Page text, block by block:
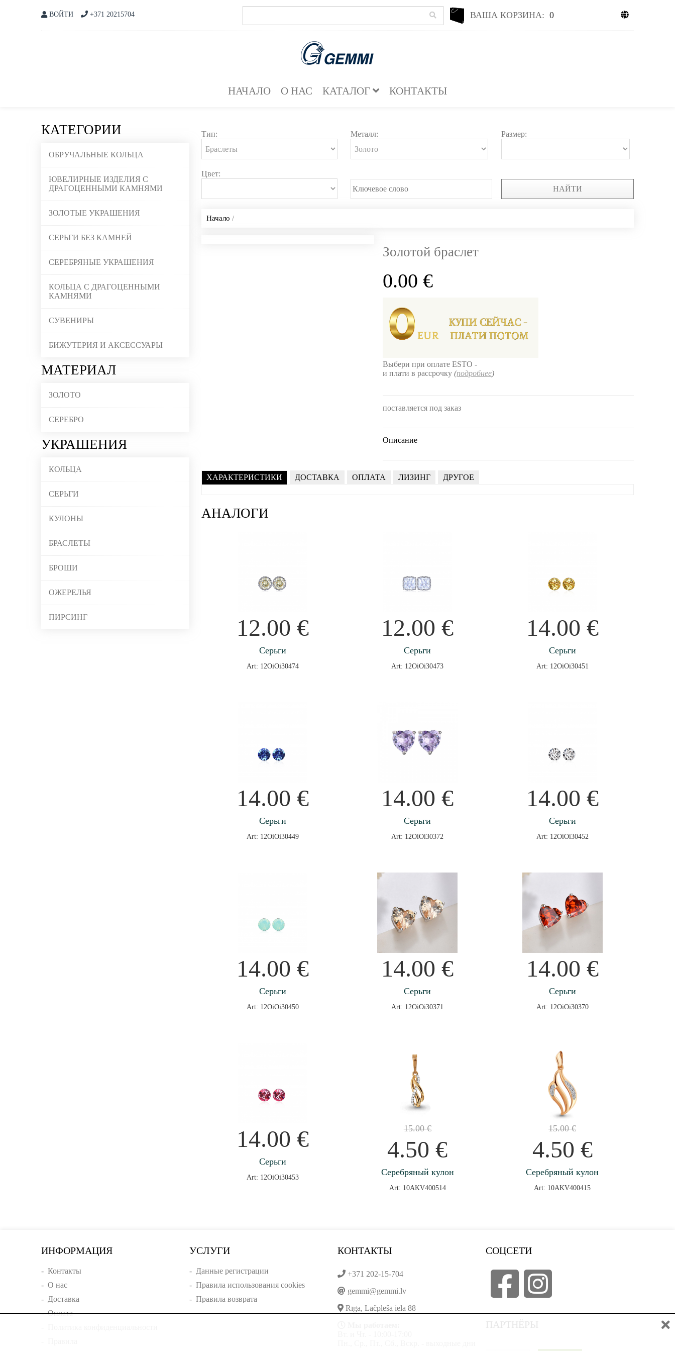
ВОЙТИ +371 20215704 ВАША КОРЗИНА: 0
НАЧАЛО О НАС КАТАЛОГ КОНТАКТЫ
КАТЕГОРИИ
ОБРУЧАЛЬНЫЕ КОЛЬЦА
ЮВЕЛИРНЫЕ ИЗДЕЛИЯ С
ДРАГОЦЕННЫМИ КАМНЯМИ
ЗОЛОТЫЕ УКРАШЕНИЯ
СЕРЬГИ БЕЗ КАМНЕЙ
СЕРЕБРЯНЫЕ УКРАШЕНИЯ
КОЛЬЦА С ДРАГОЦЕННЫМИ
КАМНЯМИ
СУВЕНИРЫ
БИЖУТЕРИЯ И АКСЕССУАРЫ
МАТЕРИАЛ
ЗОЛОТО
СЕРЕБРО
УКРАШЕНИЯ
КОЛЬЦА
СЕРЬГИ
КУЛОНЫ
БРАСЛЕТЫ
БРОШИ
ОЖЕРЕЛЬЯ
ПИРСИНГ
Тип: Металл: Размер:
Цвет:
НАЙТИ
Начало /
Золотой браслет
0.00€
Выбери при оплате ESTO -
и плати в рассрочку(подробнее)
поставляется под заказ
Описание
ХАРАКТЕРИСТИКИ ДОСТАВКА ОПЛАТА ЛИЗИНГ ДРУГОЕ
АНАЛОГИ
12.00€
Серьги
Art: 12OiOi30474
12.00€
Серьги
Art: 12OiOi30473
14.00 €
Серьги
Art: 12OiOi30451
14.00€
Серьги
Art: 12OiOi30449
14.00€
Серьги
Art: 12OiOi30372
14.00 €
Серьги
Art: 12OiOi30452
14.00€
Серьги
Art: 12OiOi30450
14.00€
Серьги
Art: 12OiOi30371
14.00 €
Серьги
Art: 12OiOi30370
14.00€
Серьги
Art: 12OiOi30453
15.00€
4.50€
Серебряный кулон
Art: 10AKV400514
15.00€
4.50 €
Серебряный кулон
Art: 10AKV400415
ИНФОРМАЦИЯ
- Контакты
- О нас
- Доставка
-Оплата
УСЛУГИ
- Данные регистрации
- Правила использования cookies
- Правила возврата
КОНТАКТЫ
+371 202-15-704
gemmi@gemmi.lv
Rīga, Lāčplēšā iela 88
СОЦСЕТИ
ПАРТНЁРЫ